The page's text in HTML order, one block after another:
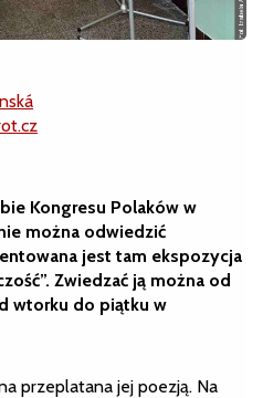
Kongresu Polaków w
można odwiedzić
jest tam ekspozycja
Zwiedzać ją można od
wtorku do piątku w
przeplatana jej poezją. Na